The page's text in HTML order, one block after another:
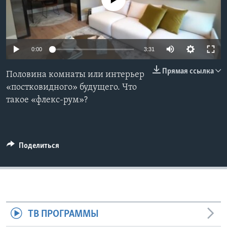
Learning English
СОЦИАЛЬНЫЕ СЕТИ
Языки
0:00 3:31
Прямая ссылка
Половина комнаты или интерьер
«постковидного» будущего. Что
такое «флекс-рум»?
Поделиться
ТВ ПРОГРАММЫ